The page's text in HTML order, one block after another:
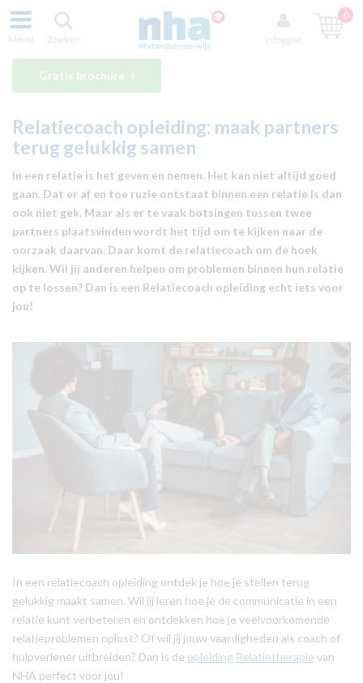
Menu Zoeken Inloggen
0
Gratis brochure
Relatiecoach opleiding: maak partners
terug gelukkig samen
In een relatie is het geven en nemen. Het kan niet altijd goed
gaan. Dat er af en toe ruzie ontstaat binnen een relatie is dan
ook niet gek. Maar als er te vaak botsingen tussen twee
partners plaatsvinden wordt het tijd om te kijken naar de
oorzaak daarvan. Daar komt de relatiecoach om de hoek
kijken. Wil jij anderen helpen om problemen binnen hun relatie
op te lossen? Dan is een Relatiecoach opleiding echt iets voor
jou!
In een relatiecoach opleiding ontdek je hoe je stellen terug
gelukkig maakt samen. Wil jij leren hoe je de communicatie in een
relatie kunt verbeteren en ontdekken hoe je veelvoorkomende
relatieproblemen oplost? Of wil jij jouw vaardigheden als coach of
hulpverlener uitbreiden? Dan is de opleiding Relatietherapie van
NHA perfect voor jou!